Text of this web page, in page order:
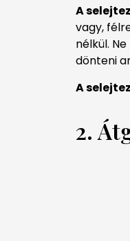
A
vagy,
nélkül.
dönteni
A
2.